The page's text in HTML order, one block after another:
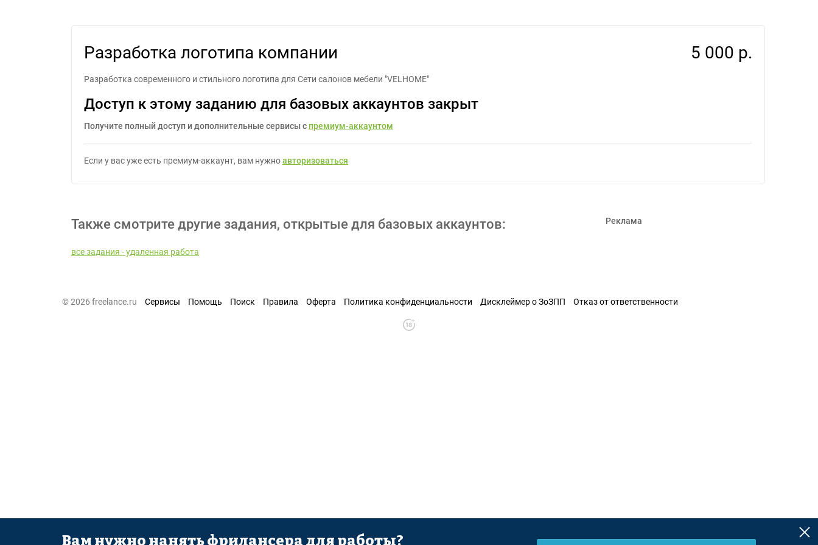
Разработка логотипа компании 5 000 р.
Разработка современного и стильного логотипа для Сети салонов мебели "VELHOME"
Доступ к этому заданию для базовых аккаунтов закрыт
Получите полный доступ и дополнительные сервисы с премиум-аккаунтом
Если у вас уже есть премиум-аккаунт, вам нужноавторизоваться
Также смотрите другие задания, открытые для базовых аккаунтов:
все задания - удаленная работа
Реклама
© 2026 freelance.ru Сервисы Помощь Поиск Правила Оферта Политика конфиденциальности Дисклеймер о ЗоЗПП Отказ от ответственности
Вам нужно нанять фрилансера для работы?